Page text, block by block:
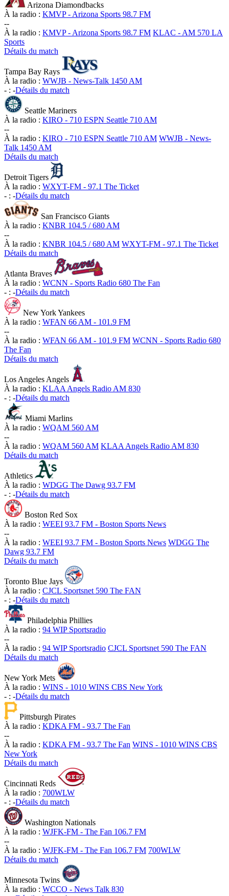
Arizona Diamondbacks
À la radio : KMVP - Arizona Sports 98.7 FM
--
À la radio : KMVP - Arizona Sports 98.7 FM KLAC - AM 570 LA
Sports
Détails du match
Tampa Bay Rays
À la radio : WWJB - News-Talk 1450 AM
- : -Détails du match
Seattle Mariners
À la radio : KIRO - 710 ESPN Seattle 710 AM
--
À la radio : KIRO - 710 ESPN Seattle 710 AM WWJB - News-
Talk 1450 AM
Détails du match
Detroit Tigers
À la radio : WXYT-FM - 97.1 The Ticket
- : -Détails du match
San Francisco Giants
À la radio : KNBR 104.5 / 680 AM
--
À la radio : KNBR 104.5 / 680 AM WXYT-FM - 97.1 The Ticket
Détails du match
Atlanta Braves
À la radio : WCNN - Sports Radio 680 The Fan
- : -Détails du match
New York Yankees
À la radio : WFAN 66 AM - 101.9 FM
--
À la radio : WFAN 66 AM - 101.9 FM WCNN - Sports Radio 680
The Fan
Détails du match
Los Angeles Angels
À la radio : KLAA Angels Radio AM 830
- : -Détails du match
Miami Marlins
À la radio : WQAM 560 AM
--
À la radio : WQAM 560 AM KLAA Angels Radio AM 830
Détails du match
Athletics
À la radio : WDGG The Dawg 93.7 FM
- : -Détails du match
Boston Red Sox
À la radio : WEEI 93.7 FM - Boston Sports News
--
À la radio : WEEI 93.7 FM - Boston Sports News WDGG The
Dawg 93.7 FM
Détails du match
Toronto Blue Jays
À la radio : CJCL Sportsnet 590 The FAN
- : -Détails du match
Philadelphia Phillies
À la radio : 94 WIP Sportsradio
--
À la radio : 94 WIP Sportsradio CJCL Sportsnet 590 The FAN
Détails du match
New York Mets
À la radio : WINS - 1010 WINS CBS New York
- : -Détails du match
Pittsburgh Pirates
À la radio : KDKA FM - 93.7 The Fan
--
À la radio : KDKA FM - 93.7 The Fan WINS - 1010 WINS CBS
New York
Détails du match
Cincinnati Reds
À la radio : 700WLW
- : -Détails du match
Washington Nationals
À la radio : WJFK-FM - The Fan 106.7 FM
--
À la radio : WJFK-FM - The Fan 106.7 FM 700WLW
Détails du match
Minnesota Twins
À la radio : WCCO - News Talk 830